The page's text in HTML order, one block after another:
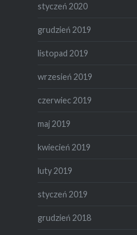
styczeń 2020
grudzień 2019
listopad 2019
wrzesień 2019
czerwiec 2019
maj 2019
kwiecień 2019
luty 2019
styczeń 2019
grudzień 2018